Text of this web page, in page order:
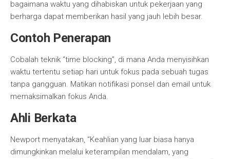
bagaimana waktu yang dihabiskan untuk pekerjaan yang
berharga dapat memberikan hasil yang jauh lebih besar.
Contoh Penerapan
Cobalah teknik “time blocking”, di mana Anda menyisihkan
waktu tertentu setiap hari untuk fokus pada sebuah tugas
tanpa gangguan. Matikan notifikasi ponsel dan email untuk
memaksimalkan fokus Anda.
Ahli Berkata
Newport menyatakan, “Keahlian yang luar biasa hanya
dimungkinkan melalui keterampilan mendalam, yang